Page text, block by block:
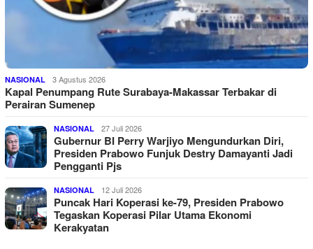
NASIONAL 3 Agustus 2026
Kapal Penumpang Rute Surabaya-Makassar Terbakar di
Perairan Sumenep
NASIONAL 27 Juli 2026
Gubernur BI Perry Warjiyo Mengundurkan Diri,
Presiden Prabowo Funjuk Destry Damayanti Jadi
Pengganti Pjs
NASIONAL 12 Juli 2026
Puncak Hari Koperasi ke-79, Presiden Prabowo
Tegaskan Koperasi Pilar Utama Ekonomi
Kerakyatan